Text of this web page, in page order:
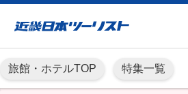
旅館・ホテルTOP 特集一覧